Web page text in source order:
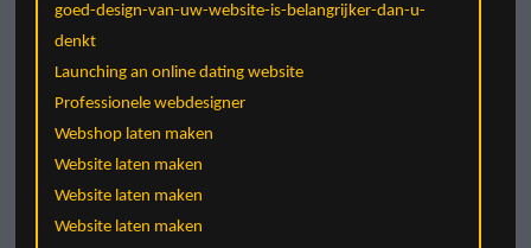
goed-design-van-uw-website-is-belangrijker-dan-u-
denkt
Launching an online dating website
Professionele webdesigner
Webshop laten maken
Website laten maken
Website laten maken
Website laten maken